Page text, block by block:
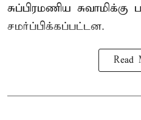
சுப்பிரமணிய
சமர்ப்பிக்கப்பட்டன.
Read